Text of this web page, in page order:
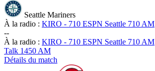
Seattle Mariners
À la radio : KIRO - 710 ESPN Seattle 710 AM
--
À la radio : KIRO - 710 ESPN Seattle 710 AM
Talk 1450 AM
Détails du match